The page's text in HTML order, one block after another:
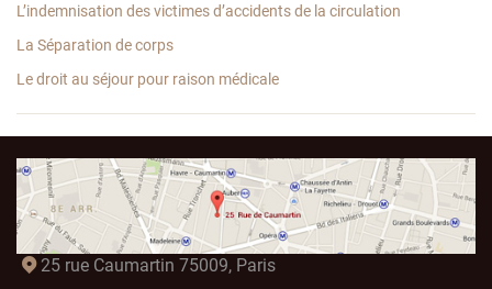
L’indemnisation des victimes d’accidents de la circulation
La Séparation de corps
Le droit au séjour pour raison médicale
25 rue Caumartin 75009, Paris